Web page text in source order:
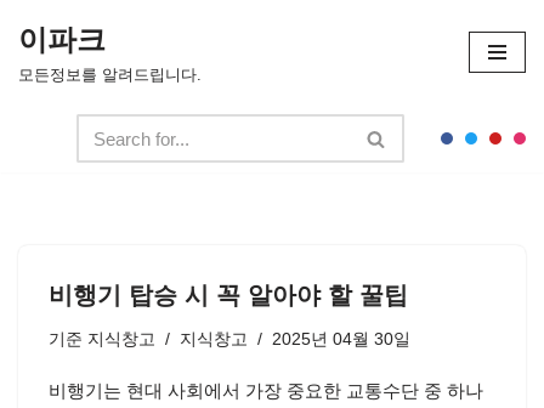
콘
이파크
모든정보를 알려드립니다.
비행기 탑승 시 꼭 알아야 할 꿀팁
기준 지식창고 지식창고 2025년 04월 30일
비행기는 현대 사회에서 가장 중요한 교통수단 중 하나